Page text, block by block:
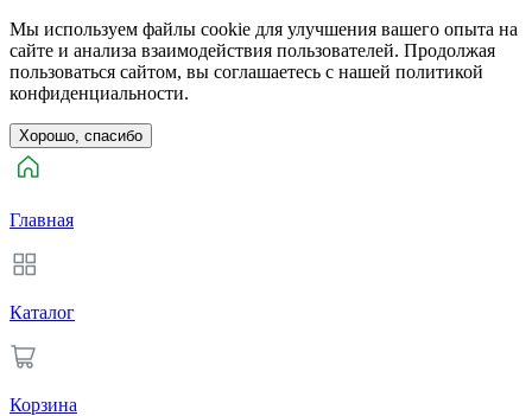
Мы используем файлы cookie для улучшения вашего опыта на
сайте и анализа взаимодействия пользователей. Продолжая
пользоваться сайтом, вы соглашаетесь с нашей политикой
конфиденциальности.
Хорошо, спасибо
Главная
Каталог
Корзина